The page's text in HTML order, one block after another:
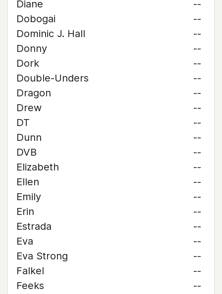
Diane
--
Dobogai
--
Dominic J. Hall
--
Donny
--
Dork
--
Double-Unders
--
Dragon
--
Drew
--
DT
--
Dunn
--
DVB
--
Elizabeth
--
Ellen
--
Emily
--
Erin
--
Estrada
--
Eva
--
Eva Strong
--
Falkel
--
Feeks
--